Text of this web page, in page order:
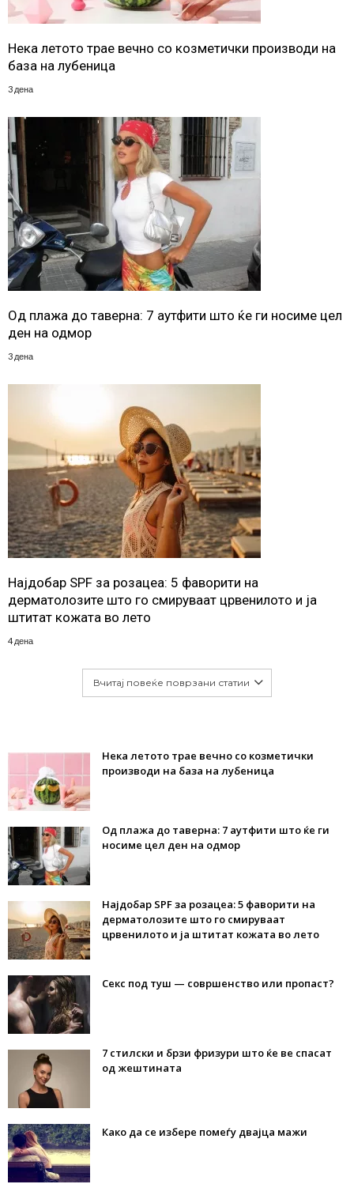
Нека летото трае вечно со козметички производи на
база на лубеница
3 дена
Од плажа до таверна: 7 аутфити што ќе ги носиме цел
ден на одмор
3 дена
Најдобар SPF за розацеа: 5 фаворити на
дерматолозите што го смируваат црвенилото и ја
штитат кожата во лето
4 дена
Вчитај повеќе поврзани статии
Нека летото трае вечно со козметички
производи на база на лубеница
Од плажа до таверна: 7 аутфити што ќе ги
носиме цел ден на одмор
Најдобар SPF за розацеа: 5 фаворити на
дерматолозите што го смируваат
црвенилото и ја штитат кожата во лето
Секс под туш — совршенство или пропаст?
7 стилски и брзи фризури што ќе ве спасат
од жештината
Како да се избере помеѓу двајца мажи